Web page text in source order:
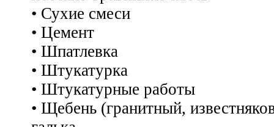
• Сухие смеси
• Цемент
• Шпатлевка
• Штукатурка
• Штукатурные работы
• Щебень (гранитный,